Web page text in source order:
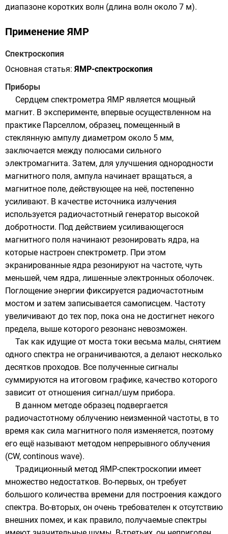
диапазоне коротких волн (длина волн около 7 м).
Применение ЯМР
Спектроскопия
Основная статья: ЯМР-спектроскопия
Приборы
Сердцем спектрометра ЯМР является мощный
магнит. В эксперименте, впервые осуществленном на
практике Парселлом, образец, помещенный в
стеклянную ампулу диаметром около 5 мм,
заключается между полюсами сильного
электромагнита. Затем, для улучшения однородности
магнитного поля, ампула начинает вращаться, а
магнитное поле, действующее на неё, постепенно
усиливают. В качестве источника излучения
используется радиочастотный генератор высокой
добротности. Под действием усиливающегося
магнитного поля начинают резонировать ядра, на
которые настроен спектрометр. При этом
экранированные ядра резонируют на частоте, чуть
меньшей, чем ядра, лишенные электронных оболочек.
Поглощение энергии фиксируется радиочастотным
мостом и затем записывается самописцем. Частоту
увеличивают до тех пор, пока она не достигнет некого
предела, выше которого резонанс невозможен.
Так как идущие от моста токи весьма малы, снятием
одного спектра не ограничиваются, а делают несколько
десятков проходов. Все полученные сигналы
суммируются на итоговом графике, качество которого
зависит от отношения сигнал/шум прибора.
В данном методе образец подвергается
радиочастотному облучению неизменной частоты, в то
время как сила магнитного поля изменяется, поэтому
его ещё называют методом непрерывного облучения
(CW, continous wave).
Традиционный метод ЯМР-спектроскопии имеет
множество недостатков. Во-первых, он требует
большого количества времени для построения каждого
спектра. Во-вторых, он очень требователен к отсутствию
внешних помех, и как правило, получаемые спектры